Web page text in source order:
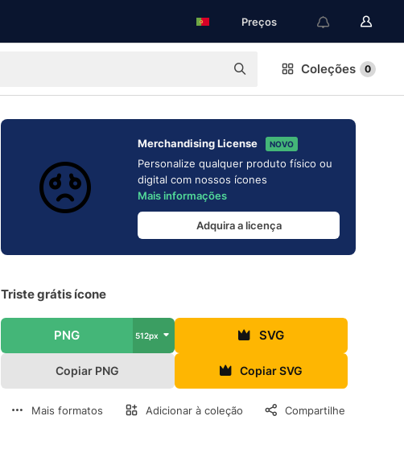
Preços
Coleções 0
Merchandising License NOVO
Personalize qualquer produto físico ou
digital com nossos ícones
Mais informações
Adquira a licença
Triste grátis ícone
PNG 512px SVG
Copiar PNG Copiar SVG
Mais formatos Adicionar à coleção Compartilhe